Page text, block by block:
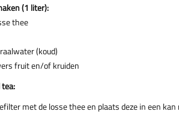
(1 liter):
thee
(koud)
fruit en/of kruiden
met de losse thee en plaats deze in een